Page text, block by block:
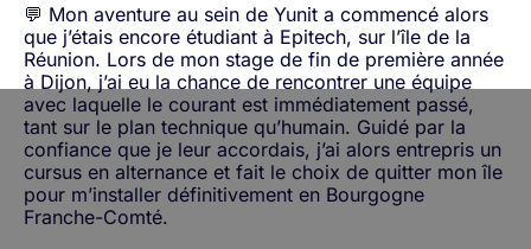
💬 Mon aventure au sein de Yunit a commencé alors
que j’étais encore étudiant à Epitech, sur l’île de la
Réunion. Lors de mon stage de fin de première année
à Dijon, j’ai eu la chance de rencontrer une équipe
avec laquelle le courant est immédiatement passé,
tant sur le plan technique qu’humain. Guidé par la
confiance que je leur accordais, j’ai alors entrepris un
cursus en alternance et fait le choix de quitter mon île
pour m’installer définitivement en Bourgogne
Franche-Comté.